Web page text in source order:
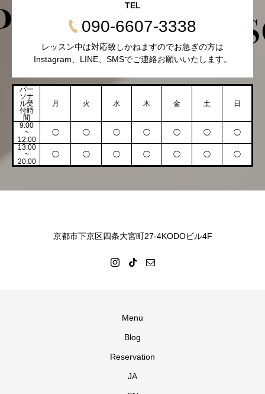
TEL
090-6607-3338
レッスン中は対応致しかねますのでお急ぎの方は
Instagram、LINE、SMSでご連絡お願いいたします。
パー
ソナ
ル受
付時
間
月 火 水 木 金 土 日
9:00
~
12:00
◯ ◯ ◯ ◯ ◯ ◯
◯
13:00
~
20:00
◯ ◯ ◯ ◯ ◯ ◯ ◯
京都市下京区四条大宮町27-4KODOビル4F
Menu
Blog
Reservation
JA